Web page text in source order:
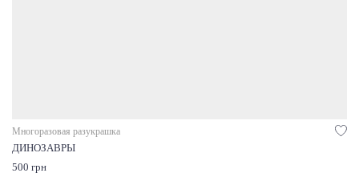
Многоразовая разукрашка
ДИНОЗАВРЫ
500 грн